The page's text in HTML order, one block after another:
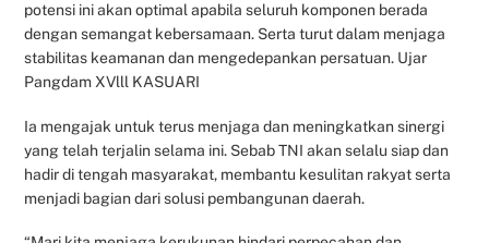
potensi ini akan optimal apabila seluruh komponen berada
dengan semangat kebersamaan. Serta turut dalam menjaga
stabilitas keamanan dan mengedepankan persatuan. Ujar
Pangdam XVlll KASUARI
Ia mengajak untuk terus menjaga dan meningkatkan sinergi
yang telah terjalin selama ini. Sebab TNI akan selalu siap dan
hadir di tengah masyarakat, membantu kesulitan rakyat serta
menjadi bagian dari solusi pembangunan daerah.